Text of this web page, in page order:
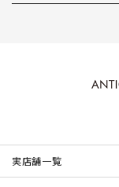
実店舗一覧